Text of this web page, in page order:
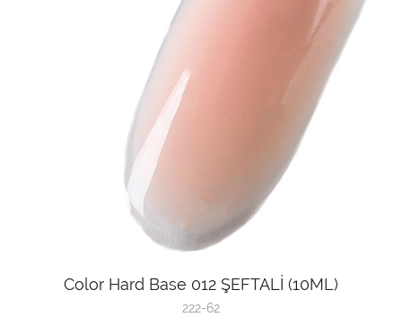
Color Hard Base 012 ŞEFTALİ (10ML)
222-62